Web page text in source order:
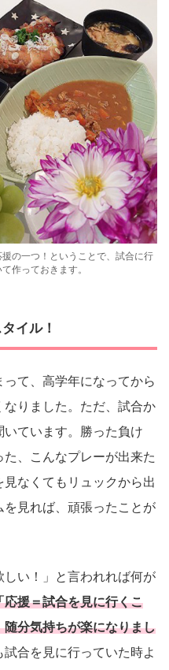
の一つ！ということで、試合に行
作っておきます。
イル！
て、高学年になってから
りました。ただ、試合か
ています。勝った負け
、こんなプレーが出来た
なくてもリュックから出
見れば、頑張ったことが
しい！」と言われれば何が
応援＝試合を見に行くこ
分気持ちが楽になりまし
合を見に行っていた時よ